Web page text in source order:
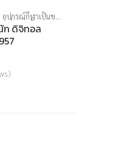
อุปกรณ์กีฬาเป็นของ
เครื่องชั่งน้ำหนัก
ก ดิจิทอล
)